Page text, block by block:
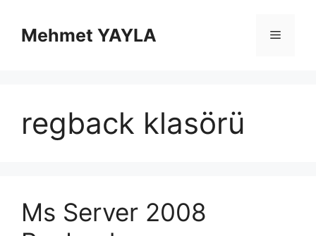
Mehmet YAYLA Menü
regback klasörü
Ms Server 2008